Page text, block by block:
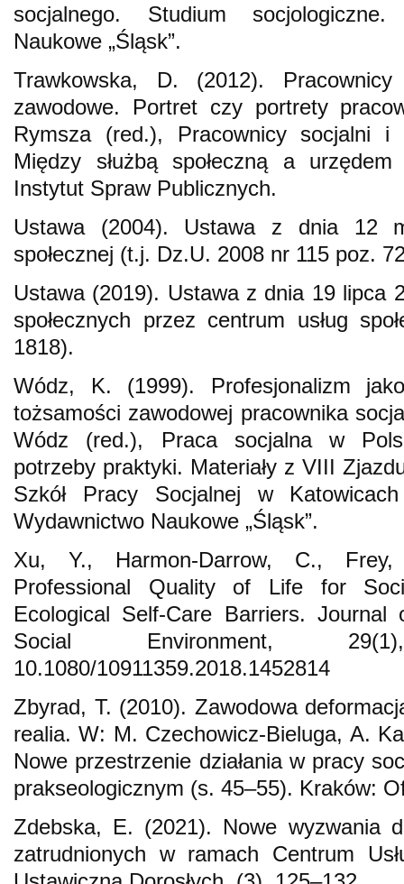
socjalnego. Studium
Naukowe „Śląsk”.
Trawkowska, D. (2012).
zawodowe. Portret czy portrety
Rymsza (red.), Pracownicy socjalni
Między służbą społeczną a
Instytut Spraw Publicznych.
Ustawa (2004). Ustawa z dnia 12
społecznej (t.j. Dz.U. 2008 nr 115 poz.
Ustawa (2019). Ustawa z dnia 19 lipca
społecznych przez centrum usług
1818).
Wódz, K. (1999). Profesjonalizm
tożsamości zawodowej pracownika
Wódz (red.), Praca socjalna w
potrzeby praktyki. Materiały z VIII
Szkół Pracy Socjalnej w
Wydawnictwo Naukowe „Śląsk”.
Xu, Y., Harmon-Darrow, C.,
Professional Quality of Life for
Ecological Self-Care Barriers.
Social Environment,
10.1080/10911359.2018.1452814
Zbyrad, T. (2010). Zawodowa
realia. W: M. Czechowicz-Bieluga, A.
Nowe przestrzenie działania w pracy
prakseologicznym (s. 45–55). Kraków:
Zdebska, E. (2021). Nowe wyzwania
zatrudnionych w ramach Centrum